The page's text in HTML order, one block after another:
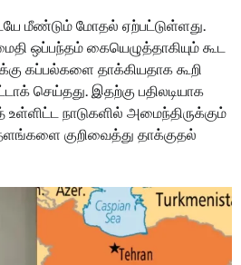
மீண்டும் மோதல் ஏற்பட்டுள்ளது.
ஒப்பந்தம் கையெழுத்தாகியும் கூட
கப்பல்களை தாக்கியதாக கூறி
செய்தது. இதற்கு பதிலடியாக
நாடுகளில் அமைந்திருக்கும்
குறிவைத்து தாக்குதல்